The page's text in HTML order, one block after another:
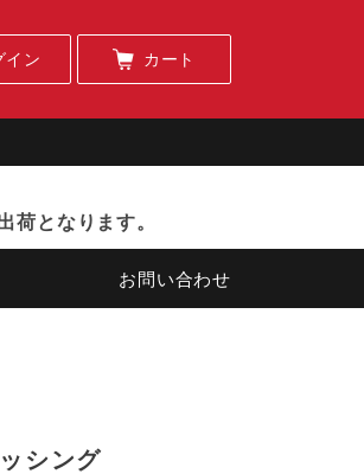
イン カート
荷となります。
お問い合わせ
シング